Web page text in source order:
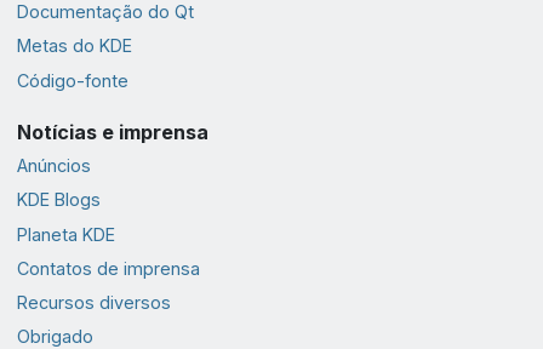
Documentação do Qt
Metas do KDE
Código-fonte
Notícias e imprensa
Anúncios
KDE Blogs
Planeta KDE
Contatos de imprensa
Recursos diversos
Obrigado